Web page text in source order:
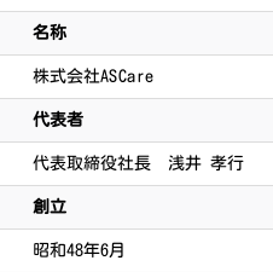
名称
株式会社ASCare
代表者
代表取締役社長 浅井 孝行
創立
昭和48年6月